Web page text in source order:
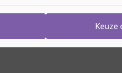
Keuze